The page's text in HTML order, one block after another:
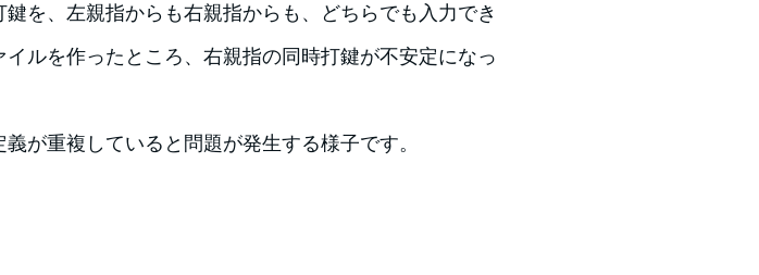
を、左親指からも右親指からも、どちらでも入力でき
イルを作ったところ、右親指の同時打鍵が不安定になっ
が重複していると問題が発生する様子です。